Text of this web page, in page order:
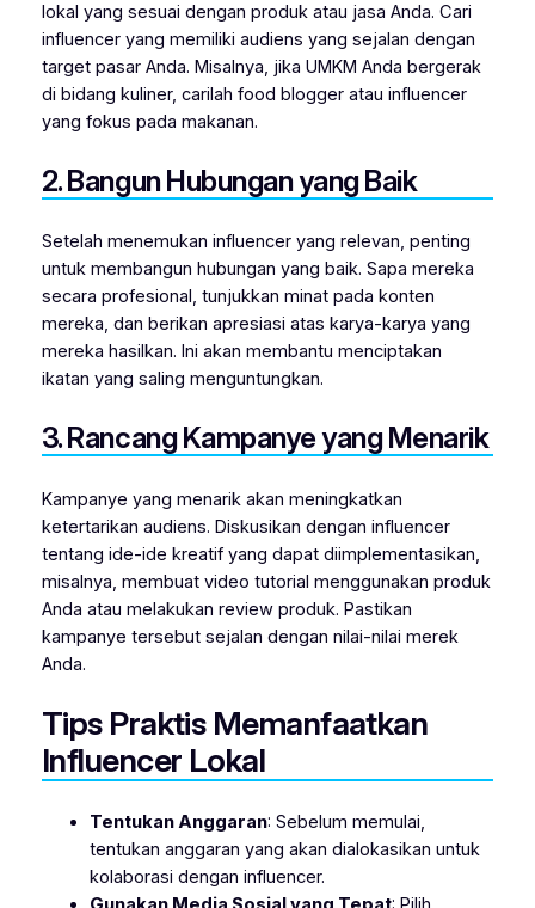
lokal yang sesuai dengan produk atau jasa Anda. Cari
influencer yang memiliki audiens yang sejalan dengan
target pasar Anda. Misalnya, jika UMKM Anda bergerak
di bidang kuliner, carilah food blogger atau influencer
yang fokus pada makanan.
2. Bangun Hubungan yang Baik
Setelah menemukan influencer yang relevan, penting
untuk membangun hubungan yang baik. Sapa mereka
secara profesional, tunjukkan minat pada konten
mereka, dan berikan apresiasi atas karya-karya yang
mereka hasilkan. Ini akan membantu menciptakan
ikatan yang saling menguntungkan.
3. Rancang Kampanye yang Menarik
Kampanye yang menarik akan meningkatkan
ketertarikan audiens. Diskusikan dengan influencer
tentang ide-ide kreatif yang dapat diimplementasikan,
misalnya, membuat video tutorial menggunakan produk
Anda atau melakukan review produk. Pastikan
kampanye tersebut sejalan dengan nilai-nilai merek
Anda.
Tips Praktis Memanfaatkan
Influencer Lokal
Tentukan Anggaran: Sebelum memulai,
tentukan anggaran yang akan dialokasikan untuk
kolaborasi dengan influencer.